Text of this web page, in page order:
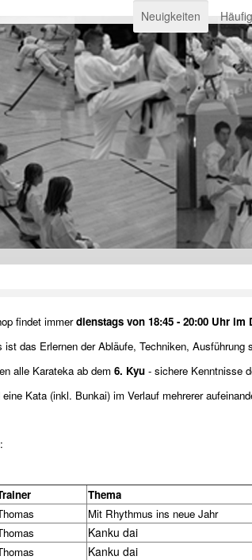
Neuigkeiten
findet immerdienstags von 18:45 - 20:00 Uhr im
ist das Erlernen der Abläufe, Techniken,
alle Karateka ab dem 6. Kyu - sichere Kenntnisse
Kata (inkl. Bunkai) im Verlauf mehrerer
Thema
Mit Rhythmus ins neue Jahr
Kanku dai
Kanku dai